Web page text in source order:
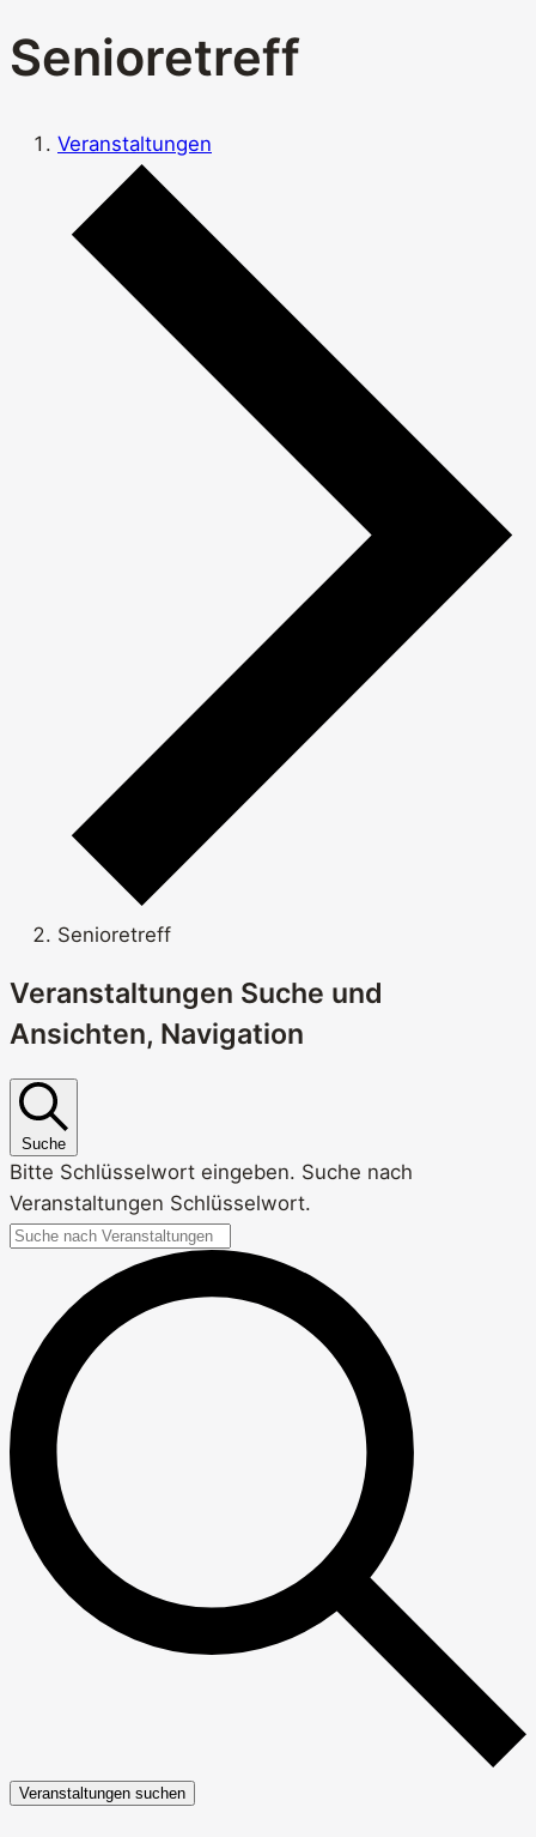
Senioretreff
Veranstaltungen
Senioretreff
Veranstaltungen
Veranstaltungen Suche und
Ansichten, Navigation
Suche
Bitte Schlüsselwort eingeben. Suche nach
Veranstaltungen Schlüsselwort.
Veranstaltungen suchen